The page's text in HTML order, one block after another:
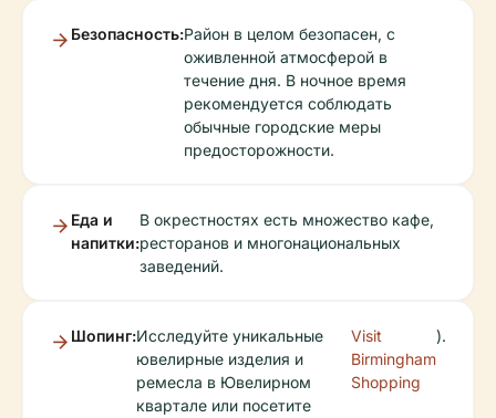
Безопасность:Район в целом безопасен, с
оживленной атмосферой в
течение дня. В ночное время
рекомендуется соблюдать
обычные городские меры
предосторожности.
Еда и
напитки:
В окрестностях есть множество кафе,
ресторанов и многонациональных
заведений.
Шопинг:Исследуйте уникальные
ювелирные изделия и
ремесла в Ювелирном
квартале или посетите
Visit
Birmingham
Shopping
).